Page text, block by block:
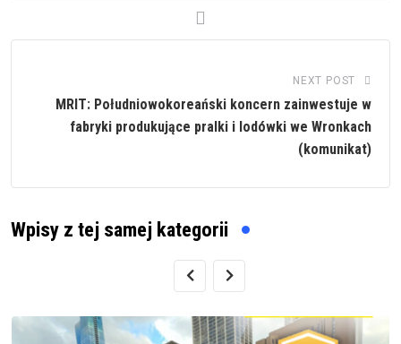
NEXT POST
MRIT: Południowokoreański koncern zainwestuje w
fabryki produkujące pralki i lodówki we Wronkach
(komunikat)
Wpisy z tej samej kategorii